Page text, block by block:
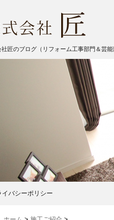
社匠のブログ（リフォーム工事部門＆芸
イバシーポリシー